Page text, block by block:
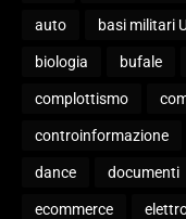
auto basi militari
biologia bufale
complottismo
controinformazione
dance documenti
ecommerce